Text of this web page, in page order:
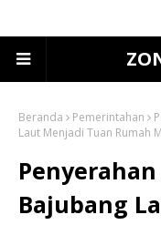
Beranda Pemerintahan
Laut Menjadi Tuan Rumah
Penyerahan
Bajubang